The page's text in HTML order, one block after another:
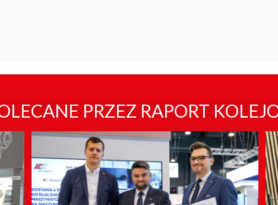
PRZEZ RAPORT